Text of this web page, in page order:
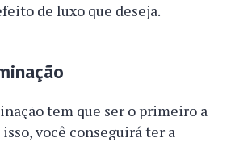
de luxo que deseja.
tem que ser o primeiro a
isso, você conseguirá ter a